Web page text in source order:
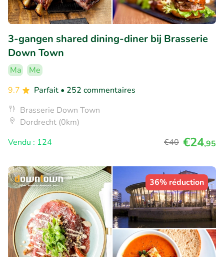
3-gangen shared dining-diner bij Brasserie
Down Town
Ma
Me
9.7
Parfait • 252 commentaires
Brasserie Down Town
Dordrecht (0km)
Vendu : 124
€40 €24,95
36% réduction